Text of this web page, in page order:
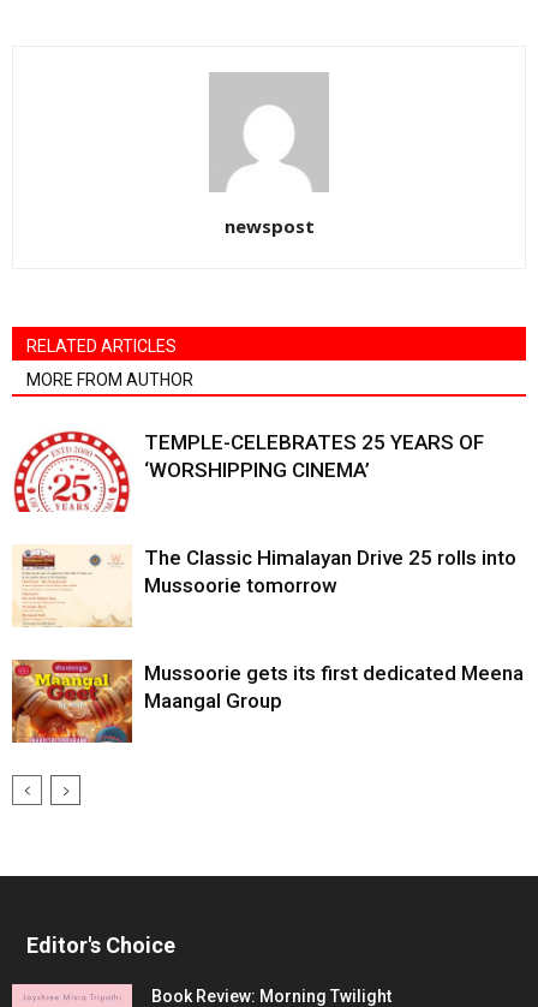
newspost
RELATED ARTICLES
MORE FROM AUTHOR
TEMPLE-CELEBRATES 25 YEARS OF
‘WORSHIPPING CINEMA’
The Classic Himalayan Drive 25 rolls into
Mussoorie tomorrow
Mussoorie gets its first dedicated Meena
Maangal Group
Editor's Choice
Book Review: Morning Twilight